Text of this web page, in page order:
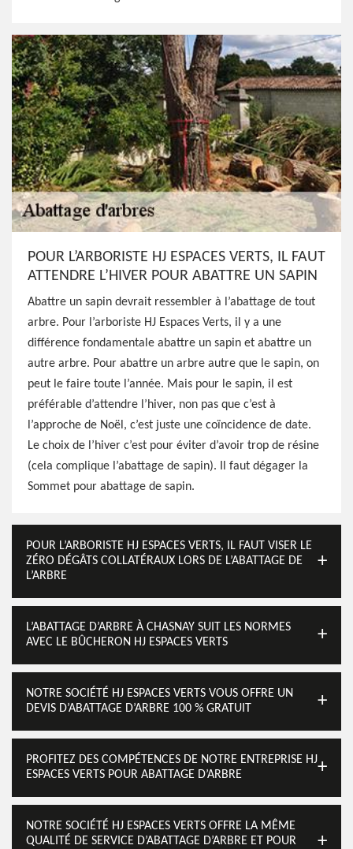
POUR L’ARBORISTE HJ ESPACES VERTS, IL FAUT
ATTENDRE L’HIVER POUR ABATTRE UN SAPIN
Abattre un sapin devrait ressembler à l’abattage de tout
arbre. Pour l’arboriste HJ Espaces Verts, il y a une
différence fondamentale abattre un sapin et abattre un
autre arbre. Pour abattre un arbre autre que le sapin, on
peut le faire toute l’année. Mais pour le sapin, il est
préférable d’attendre l’hiver, non pas que c’est à
l’approche de Noël, c’est juste une coïncidence de date.
Le choix de l’hiver c’est pour éviter d’avoir trop de résine
(cela complique l’abattage de sapin). Il faut dégager la
Sommet pour abattage de sapin.
POUR L’ARBORISTE HJ ESPACES VERTS, IL FAUT VISER LE
ZÉRO DÉGÂTS COLLATÉRAUX LORS DE L’ABATTAGE DE
L’ARBRE
L’ABATTAGE D’ARBRE À CHASNAY SUIT LES NORMES
AVEC LE BÛCHERON HJ ESPACES VERTS
NOTRE SOCIÉTÉ HJ ESPACES VERTS VOUS OFFRE UN
DEVIS D’ABATTAGE D’ARBRE 100 % GRATUIT
PROFITEZ DES COMPÉTENCES DE NOTRE ENTREPRISE HJ
ESPACES VERTS POUR ABATTAGE D’ARBRE
NOTRE SOCIÉTÉ HJ ESPACES VERTS OFFRE LA MÊME
QUALITÉ DE SERVICE D’ABATTAGE D’ARBRE ET POUR